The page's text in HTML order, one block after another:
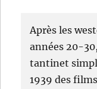
Après les
années 20-
tantinet
1939 des